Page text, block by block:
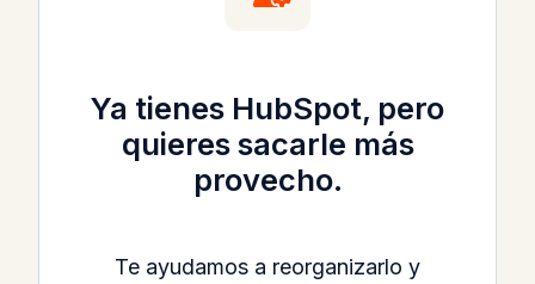
Ya tienes HubSpot, pero
quieres sacarle más
provecho.
Te ayudamos a reorganizarlo y